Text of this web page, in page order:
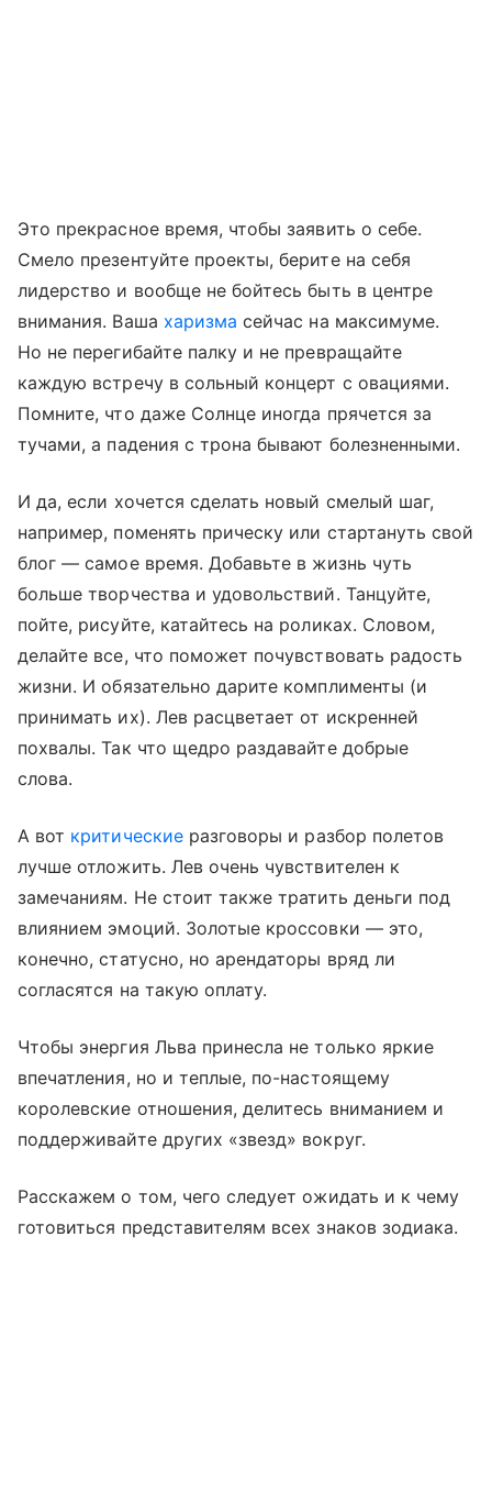
Это прекрасное время, чтобы заявить о себе.
Смело презентуйте проекты, берите на себя
лидерство и вообще не бойтесь быть в центре
внимания. Ваша харизма сейчас на максимуме.
Но не перегибайте палку и не превращайте
каждую встречу в сольный концерт с овациями.
Помните, что даже Солнце иногда прячется за
тучами, а падения с трона бывают болезненными.
И да, если хочется сделать новый смелый шаг,
например, поменять прическу или стартануть свой
блог — самое время. Добавьте в жизнь чуть
больше творчества и удовольствий. Танцуйте,
пойте, рисуйте, катайтесь на роликах. Словом,
делайте все, что поможет почувствовать радость
жизни. И обязательно дарите комплименты (и
принимать их). Лев расцветает от искренней
похвалы. Так что щедро раздавайте добрые
слова.
А вот критическиеразговоры и разбор полетов
лучше отложить. Лев очень чувствителен к
замечаниям. Не стоит также тратить деньги под
влиянием эмоций. Золотые кроссовки — это,
конечно, статусно, но арендаторы вряд ли
согласятся на такую оплату.
Чтобы энергия Льва принесла не только яркие
впечатления, но и теплые, по-настоящему
королевские отношения, делитесь вниманием и
поддерживайте других «звезд» вокруг.
Расскажем о том, чего следует ожидать и к чему
готовиться представителям всех знаков зодиака.